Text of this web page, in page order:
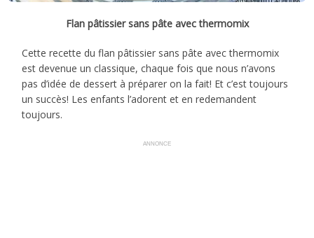
Flan pâtissier sans pâte avec thermomix
Cette recette du flan pâtissier sans pâte avec thermomix
est devenue un classique, chaque fois que nous n’avons
pas d’idée de dessert à préparer on la fait! Et c’est toujours
un succès! Les enfants l’adorent et en redemandent
toujours.
ANNONCE